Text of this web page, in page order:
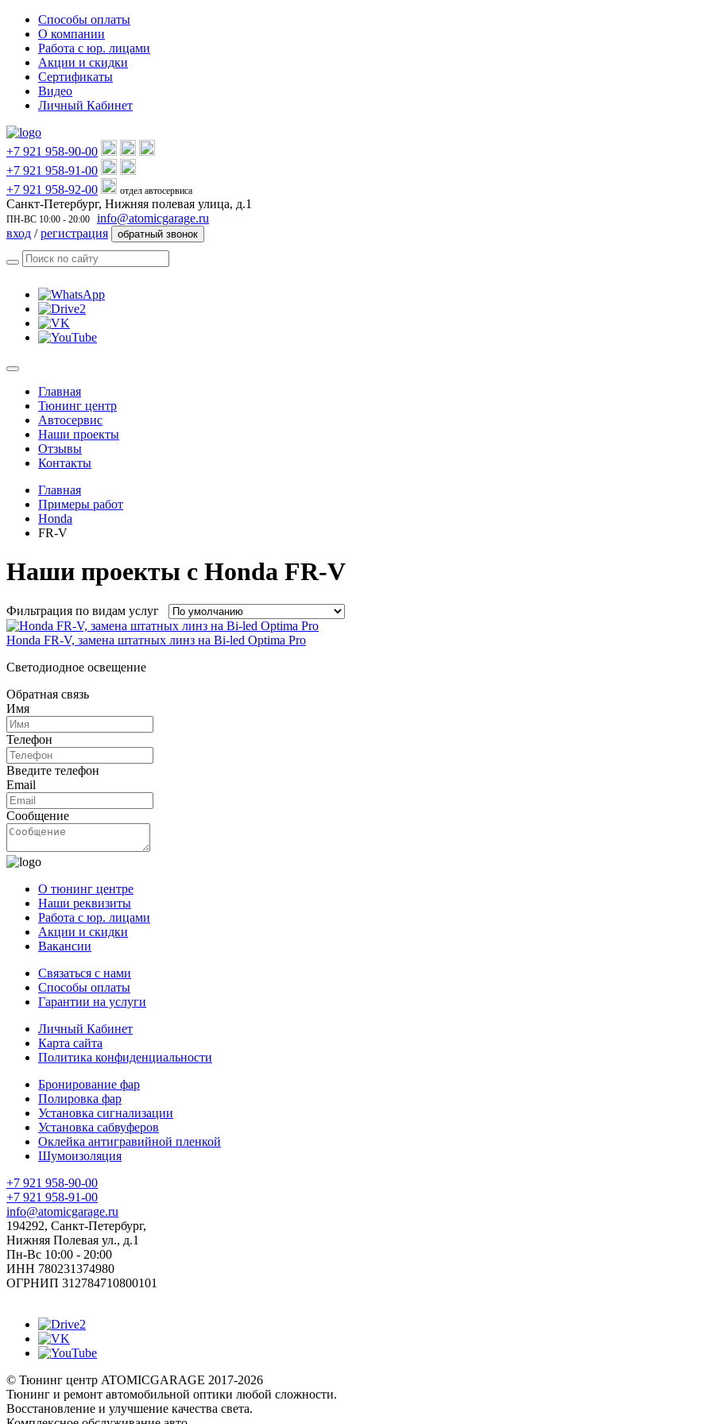
Способы оплаты
О компании
Работа с юр. лицами
Акции и скидки
Сертификаты
Видео
Личный Кабинет
+7 921 958-90-00
+7 921 958-91-00
+7 921 958-92-00
отдел автосервиса
Санкт-Петербург, Нижняя полевая улица, д.1
ПН-ВС 10:00 - 20:00
info@atomicgarage.ru
вход /регистрация обратный звонок
Toggle
navigationГлавная
Тюнинг центр
Автосервис
Наши проекты
Отзывы
Контакты
Главная
Примеры работ
Honda
FR-V
Наши проекты с Honda FR-V
Фильтрация по видам услуг
Honda FR-V, замена штатных линз на Bi-led Optima Pro
Светодиодное освещение
Обратная связь
Имя
Телефон
Введите телефон
Email
Сообщение
О тюнинг центре
Наши реквизиты
Работа с юр. лицами
Акции и скидки
Вакансии
Связаться с нами
Способы оплаты
Гарантии на услуги
Личный Кабинет
Карта сайта
Политика конфиденциальности
Бронирование фар
Полировка фар
Установка сигнализации
Установка сабвуферов
Оклейка антигравийной пленкой
Шумоизоляция
+7 921 958-90-00
+7 921 958-91-00
info@atomicgarage.ru
194292, Санкт-Петербург,
Нижняя Полевая ул., д.1
Пн-Вс 10:00 - 20:00
ИНН 780231374980
ОГРНИП 312784710800101
© Тюнинг центр ATOMICGARAGE 2017-2026
Тюнинг и ремонт автомобильной оптики любой сложности.
Восстановление и улучшение качества света.